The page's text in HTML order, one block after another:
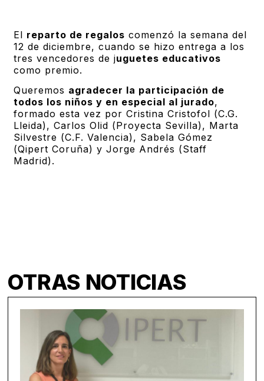
El reparto de regalos comenzó la semana del
12 de diciembre, cuando se hizo entrega a los
tres vencedores de juguetes educativos
como premio.
Queremos agradecer la participación de
todos los niños y en especial al jurado,
formado esta vez por Cristina Cristofol (C.G.
Lleida), Carlos Olid (Proyecta Sevilla), Marta
Silvestre (C.F. Valencia), Sabela Gómez
(Qipert Coruña) y Jorge Andrés (Staff
Madrid).
OTRAS NOTICIAS